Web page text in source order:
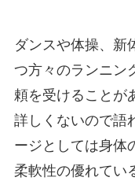
ダンスや体操、新
つ方々のランニン
頼を受けることが
詳しくないので語
ージとしては身体
柔軟性の優れてい